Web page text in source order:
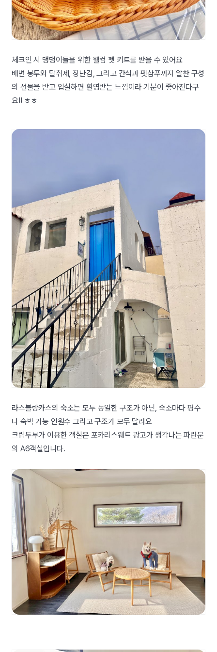
체크인 시 댕댕이들을 위한 웰컴 펫 키트를 받을 수 있어요
배변 봉투와 탈취제, 장난감, 그리고 간식과 펫샴푸까지 알찬 구성
의 선물을 받고 입실하면 환영받는 느낌이라 기분이 좋아진다구
요!! ㅎㅎ
라스블랑카스의 숙소는 모두 동일한 구조가 아닌, 숙소마다 평수
나 숙박 가능 인원수 그리고 구조가 모두 달라요
크림두부가 이용한 객실은 포카리스웨트 광고가 생각나는 파란문
의 A6객실입니다.